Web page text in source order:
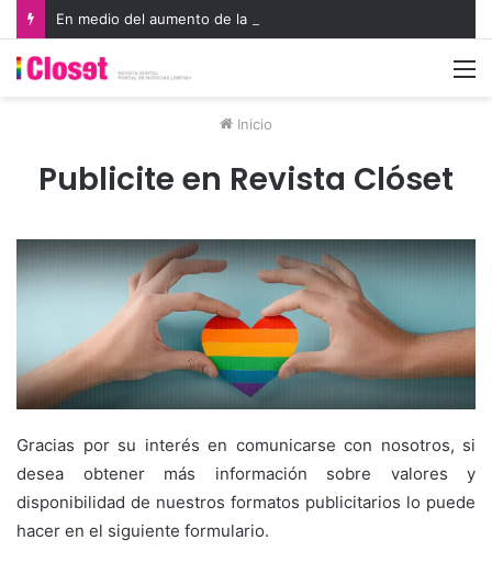
Inicio
Publicite en Revista Clóset
Gracias por su interés en comunicarse con nosotros, si
desea obtener más información sobre valores y
disponibilidad de nuestros formatos publicitarios lo puede
hacer en el siguiente formulario.